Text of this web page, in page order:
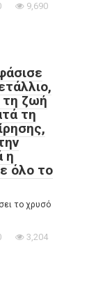
9,690
τη ζωή
τη
η
όλο το
το χρυσό
3,204